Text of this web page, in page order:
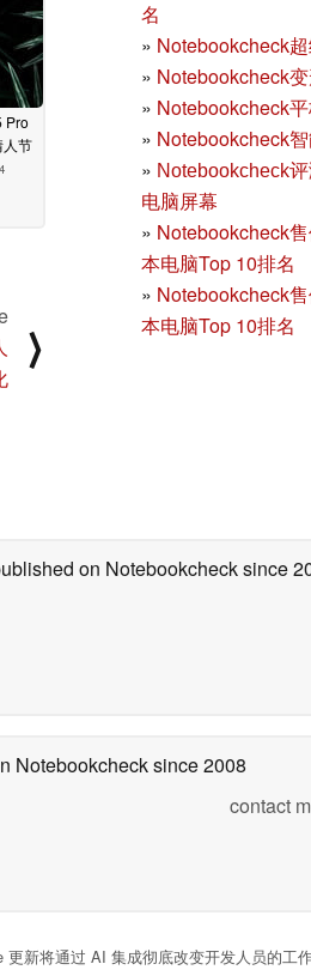
名
» Notebookcheck
» Notebookcheck
» Notebookcheck
» Notebookcheck
» Notebookcheck
电脑屏幕
» Notebookcheck
本电脑Top 10排名
» Notebookcheck
本电脑Top 10排名
Pro
节
⟩
on Notebookchecksince
Notebookchecksince 2008
contact
更新将通过 AI 集成彻底改变开发人员的工